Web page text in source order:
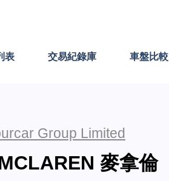
表 交易紀錄庫 車盤比較
Group Limited
麥拿倫